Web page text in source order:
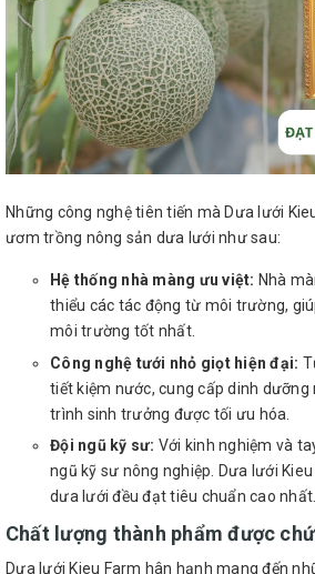
Những công nghệ tiên tiến mà Dưa lưới
ươm trồng nông sản dưa lưới như sau:
Hệ thống nhà màng ưu việt: Nhà
thiểu các tác động từ môi trường,
môi trường tốt nhất.
Công nghệ tưới nhỏ giọt hiện đại:
tiết kiệm nước, cung cấp dinh dưỡng
trình sinh trưởng được tối ưu hóa.
Đội ngũ kỹ sư: Với kinh nghiệm và
ngũ kỹ sư nông nghiệp. Dưa lưới
dưa lưới đều đạt tiêu chuẩn cao nhất.
Chất lượng thành phẩm được
Dưa lưới Kieu Farm hân hạnh mang đến